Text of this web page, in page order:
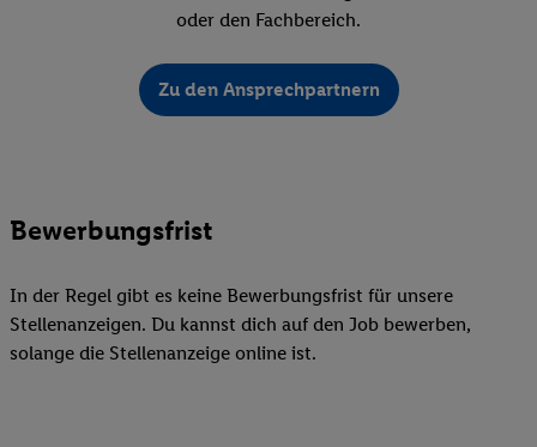
oder den Fachbereich.
Zu den Ansprechpartnern
Bewerbungsfrist
In der Regel gibt es keine Bewerbungsfrist für unsere
Stellenanzeigen. Du kannst dich auf den Job bewerben,
solange die Stellenanzeige online ist.